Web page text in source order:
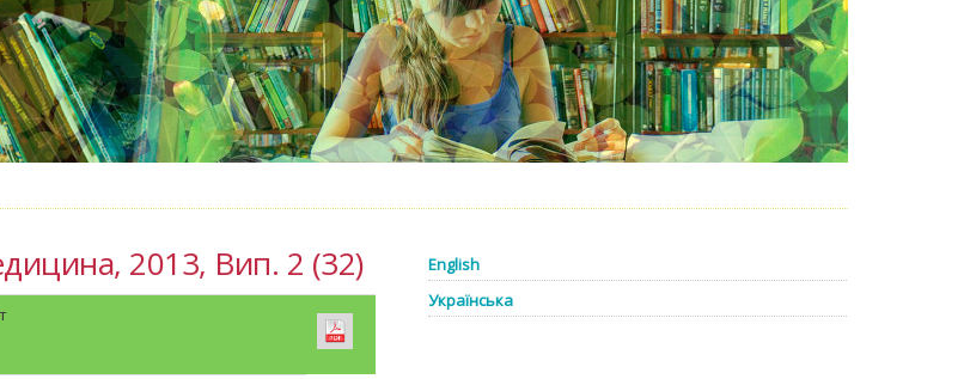
2013, Вип. 2 (32)
English
Українська